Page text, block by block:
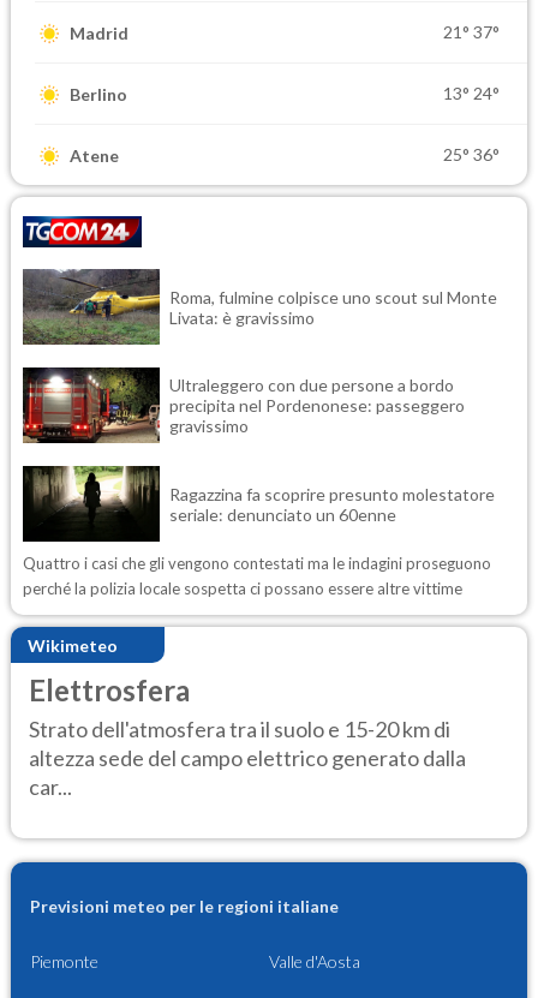
Madrid 21° 37°
Berlino 13° 24°
Atene 25° 36°
Roma, fulmine colpisce uno scout sul Monte
Livata: è gravissimo
Ultraleggero con due persone a bordo
precipita nel Pordenonese: passeggero
gravissimo
Ragazzina fa scoprire presunto molestatore
seriale: denunciato un 60enne
Quattro i casi che gli vengono contestati ma le indagini proseguono
perché la polizia locale sospetta ci possano essere altre vittime
Wikimeteo
Elettrosfera
Strato dell'atmosfera tra il suolo e 15-20 km di
altezza sede del campo elettrico generato dalla
car...
Previsioni meteo per le regioni italiane
Piemonte Valle d'Aosta